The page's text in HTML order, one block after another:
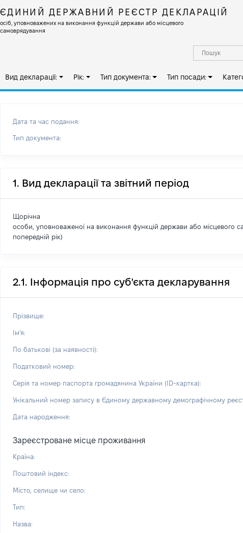
ЄДИНИЙ ДЕРЖАВНИЙ РЕЄСТР ДЕКЛАРАЦІЙ
осіб, уповноважених на виконання функцій держави або місцевого
самоврядування
Вид декларації: Рік: Тип документа: Тип посади:
Дата та час подання:
Тип документа:
1. Вид декларації та звітний період
Щорічна
особи, уповноваженої на виконання функцій держави або місцевого
попередній рік)
2.1. Інформація про суб'єкта декларування
Прізвище:
Ім'я:
По батькові (за наявності):
Податковий номер:
Серія та номер паспорта громадянина України (ID-картка):
Унікальний номер запису в Єдиному державному демографічному
Дата народження:
Зареєстроване місце проживання
Країна:
Поштовий індекс:
Місто, селище чи село:
Тип:
Назва: